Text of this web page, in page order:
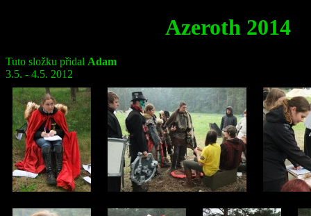
Azeroth 2014
Tuto složku přidal Adam
3.5. - 4.5. 2012